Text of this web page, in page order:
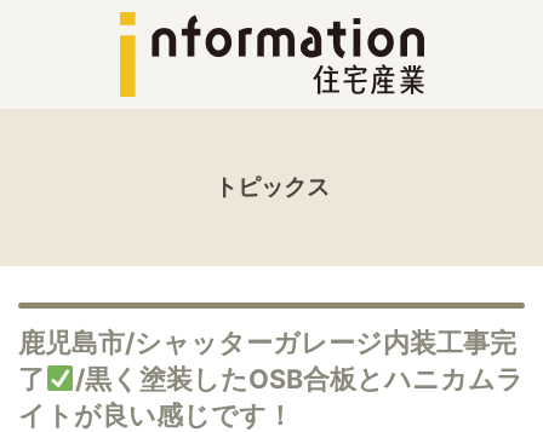
トピックス
鹿児島市/シャッターガレージ内装工事完
了
/黒く塗装したOSB合板とハニカムラ
イトが良い感じです！